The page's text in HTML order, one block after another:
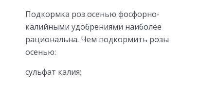
Подкормка роз осенью фосфорно-
калийными удобрениями наиболее
рациональна. Чем подкормить розы
осенью:
сульфат калия;